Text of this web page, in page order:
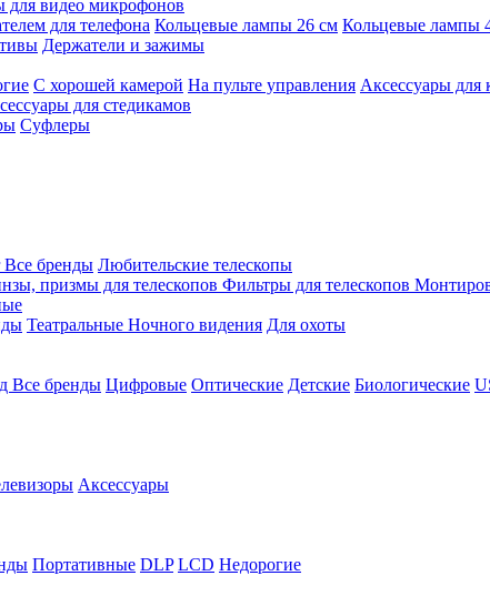
для видео микрофонов
для телефона Кольцевые лампы 26 см Кольцевые лампы
Держатели и зажимы
С хорошей камерой На пульте управления Аксессуары для
для стедикамов
Суфлеры
Все бренды Любительские телескопы
призмы для телескопов Фильтры для телескопов
Театральные Ночного видения Для охоты
Все бренды Цифровые Оптические Детские Биологические
Аксессуары
Портативные DLP LCD Недорогие